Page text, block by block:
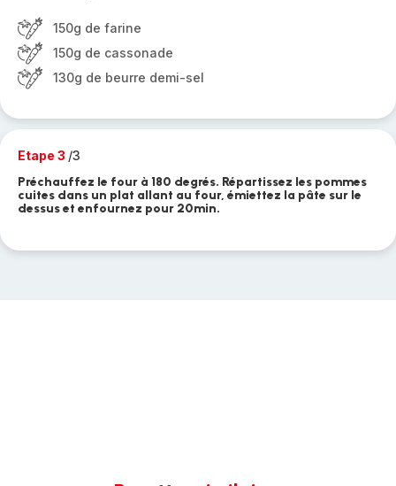
150g de farine
150g de cassonade
130g de beurre demi-sel
Etape 3 /3
Préchauffez le four à 180 degrés. Répartissez les pommes
cuites dans un plat allant au four, émiettez la pâte sur le
dessus et enfournez pour 20min.